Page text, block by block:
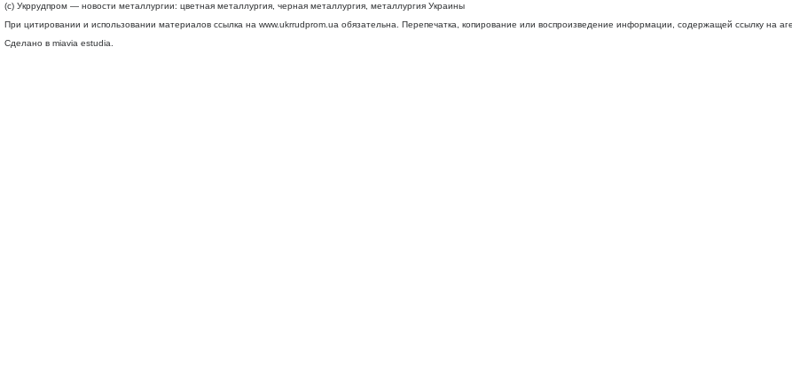
(c) Укррудпром — новости металлургии: цветная металлургия, черная металлургия, металлургия Украины
При цитировании и использовании материалов ссылка на www.ukrrudprom.ua обязательна. Перепечатка, копирование или воспроизведение информации, содержащей ссылку на
Сделано в miavia estudia.